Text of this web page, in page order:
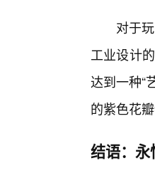
对于
工业设计
达到一种“
的紫色花
结语：